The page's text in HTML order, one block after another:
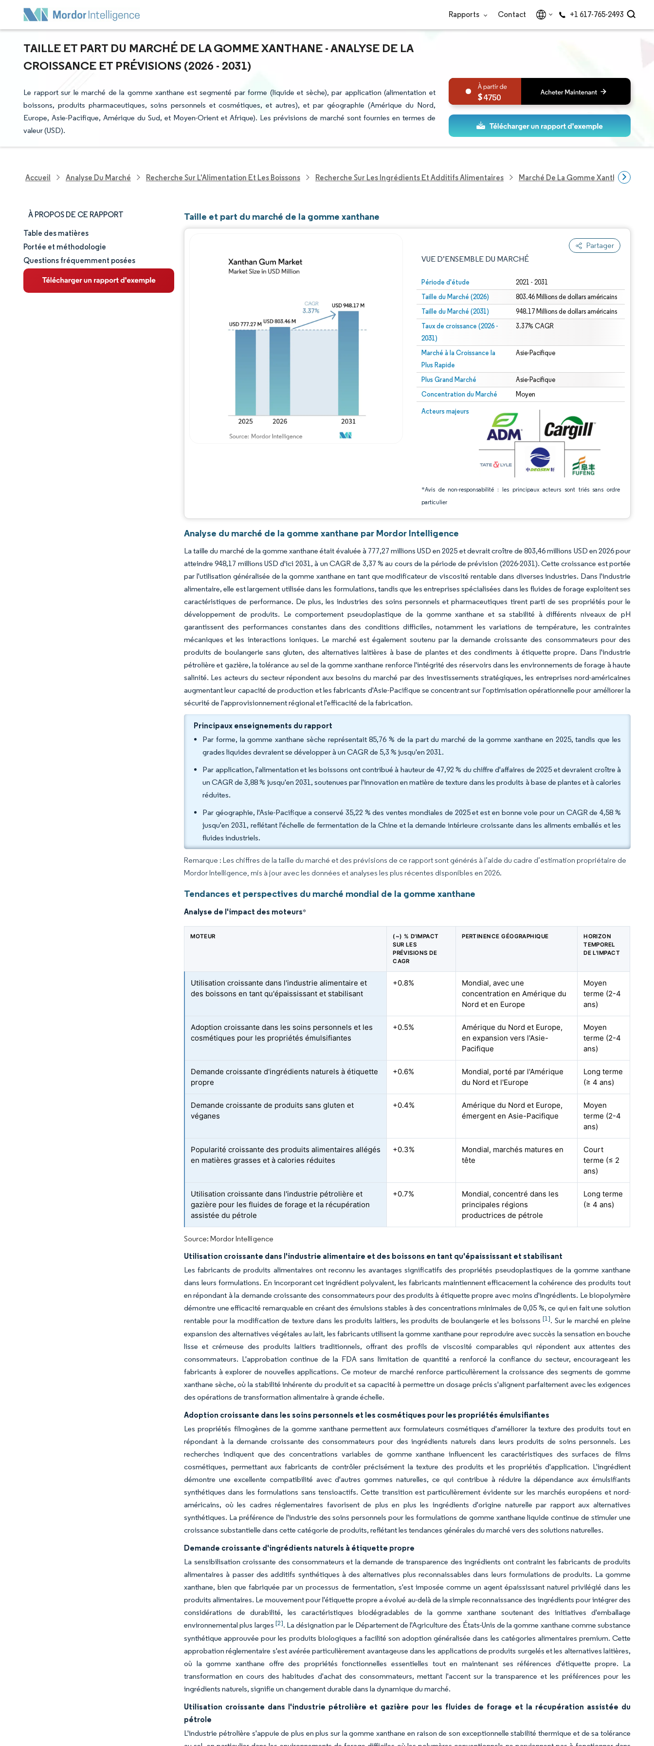
Rapports Contact +1 617-765-2493
TAILLE ET PART DU MARCHÉ DE LA GOMME XANTHANE - ANALYSE DE LA
CROISSANCE ET PRÉVISIONS (2026 - 2031)
Le rapport sur le marché de la gomme xanthane est segmenté par forme (liquide et sèche), par application (alimentation et
boissons, produits pharmaceutiques, soins personnels et cosmétiques, et autres), et par géographie (Amérique du Nord,
Europe, Asie-Pacifique, Amérique du Sud, et Moyen-Orient et Afrique). Les prévisions de marché sont fournies en termes de
valeur (USD).
4750
Accueil Analyse Du Marché Recherche Sur L'Alimentation Et Les Boissons Recherche Sur Les Ingrédients Et Additifs Alimentaires Marché De La Gomme Xanthane
À PROPOS DE CE RAPPORT
Taille et part de marché
Analyse du marché
Tendances et perspectives
Table des matières
Portée et méthodologie
Questions fréquemment posées
Taille et part du marché de la gomme xanthane
Partager
VUE D’ENSEMBLE DU MARCHÉ
Période d'étude 2021 - 2031
Taille du Marché (2026) 803.46 Millions de dollars américains
Taille du Marché (2031) 948.17 Millions de dollars américains
Taux de croissance (2026 -
2031)
3.37% CAGR
Marché à la Croissance la
Plus Rapide
Asie-Pacifique
Plus Grand Marché Asie-Pacifique
Concentration du Marché Moyen
Acteurs majeurs
*Avis de non-responsabilité : les principaux acteurs sont triés sans ordre
particulier
Image © Mordor Intelligence. La réutilisation nécessite une attribution sous CC BY 4.0.
Image © Mordor Intelligence. La réutilisation nécessite une attribution sous CC BY 4.0.
Analyse du marché de la gomme xanthane par Mordor Intelligence
La taille du marché de la gomme xanthane était évaluée à 777,27 millions USD en 2025 et devrait croître de 803,46 millions USD en 2026 pour
atteindre 948,17 millions USD d'ici 2031, à un CAGR de 3,37 % au cours de la période de prévision (2026-2031). Cette croissance est portée
par l'utilisation généralisée de la gomme xanthane en tant que modificateur de viscosité rentable dans diverses industries. Dans l'industrie
alimentaire, elle est largement utilisée dans les formulations, tandis que les entreprises spécialisées dans les fluides de forage exploitent ses
caractéristiques de performance. De plus, les industries des soins personnels et pharmaceutiques tirent parti de ses propriétés pour le
développement de produits. Le comportement pseudoplastique de la gomme xanthane et sa stabilité à différents niveaux de pH
garantissent des performances constantes dans des conditions difficiles, notamment les variations de température, les contraintes
mécaniques et les interactions ioniques. Le marché est également soutenu par la demande croissante des consommateurs pour des
produits de boulangerie sans gluten, des alternatives laitières à base de plantes et des condiments à étiquette propre. Dans l'industrie
pétrolière et gazière, la tolérance au sel de la gomme xanthane renforce l'intégrité des réservoirs dans les environnements de forage à haute
salinité. Les acteurs du secteur répondent aux besoins du marché par des investissements stratégiques, les entreprises nord-américaines
augmentant leur capacité de production et les fabricants d'Asie-Pacifique se concentrant sur l'optimisation opérationnelle pour améliorer la
sécurité de l'approvisionnement régional et l'efficacité de la fabrication.
Principaux enseignements du rapport
Par forme, la gomme xanthane sèche représentait 85,76 % de la part du marché de la gomme xanthane en 2025, tandis que les
grades liquides devraient se développer à un CAGR de 5,3 % jusqu'en 2031.
Par application, l'alimentation et les boissons ont contribué à hauteur de 47,92 % du chiffre d'affaires de 2025 et devraient croître à
un CAGR de 3,88 % jusqu'en 2031, soutenues par l'innovation en matière de texture dans les produits à base de plantes et à calories
réduites.
Par géographie, l'Asie-Pacifique a conservé 35,22 % des ventes mondiales de 2025 et est en bonne voie pour un CAGR de 4,58 %
jusqu'en 2031, reflétant l'échelle de fermentation de la Chine et la demande intérieure croissante dans les aliments emballés et les
fluides industriels.
Remarque : Les chiffres de la taille du marché et des prévisions de ce rapport sont générés à l’aide du cadre d’estimation propriétaire de
Mordor Intelligence, mis à jour avec les données et analyses les plus récentes disponibles en 2026.
Tendances et perspectives du marché mondial de la gomme xanthane
Analyse de l'impact des moteurs*
MOTEUR
(~) % D'IMPACT
SUR LES
PRÉVISIONS DE
CAGR
PERTINENCE GÉOGRAPHIQUE
HORIZON
TEMPOREL
DE L'IMPACT
Utilisation croissante dans l'industrie alimentaire et
des boissons en tant qu'épaississant et stabilisant
+0.8%
Mondial, avec une
concentration en Amérique du
Nord et en Europe
Moyen
terme (2-4
ans)
Adoption croissante dans les soins personnels et les
cosmétiques pour les propriétés émulsifiantes
+0.5%
Amérique du Nord et Europe,
en expansion vers l'Asie-
Pacifique
Moyen
terme (2-4
ans)
Demande croissante d'ingrédients naturels à étiquette
propre
+0.6%
Mondial, porté par l'Amérique
du Nord et l'Europe
Long terme
(≥ 4 ans)
Demande croissante de produits sans gluten et
véganes
+0.4%
Amérique du Nord et Europe,
émergent en Asie-Pacifique
Moyen
terme (2-4
ans)
Popularité croissante des produits alimentaires allégés
en matières grasses et à calories réduites
+0.3%
Mondial, marchés matures en
tête
Court
terme (≤ 2
ans)
Utilisation croissante dans l'industrie pétrolière et
gazière pour les fluides de forage et la récupération
assistée du pétrole
+0.7%
Mondial, concentré dans les
principales régions
productrices de pétrole
Long terme
(≥ 4 ans)
Source: Mordor Intelligence
Utilisation croissante dans l'industrie alimentaire et des boissons en tant qu'épaississant et stabilisant
Les fabricants de produits alimentaires ont reconnu les avantages significatifs des propriétés pseudoplastiques de la gomme xanthane
dans leurs formulations. En incorporant cet ingrédient polyvalent, les fabricants maintiennent efficacement la cohérence des produits tout
en répondant à la demande croissante des consommateurs pour des produits à étiquette propre avec moins d'ingrédients. Le biopolymère
démontre une efficacité remarquable en créant des émulsions stables à des concentrations minimales de 0,05 %, ce qui en fait une solution
rentable pour la modification de texture dans les produits laitiers, les produits de boulangerie et les boissons[1]. Sur le marché en pleine
expansion des alternatives végétales au lait, les fabricants utilisent la gomme xanthane pour reproduire avec succès la sensation en bouche
lisse et crémeuse des produits laitiers traditionnels, offrant des profils de viscosité comparables qui répondent aux attentes des
consommateurs. L'approbation continue de la FDA sans limitation de quantité a renforcé la confiance du secteur, encourageant les
fabricants à explorer de nouvelles applications. Ce moteur de marché renforce particulièrement la croissance des segments de gomme
xanthane sèche, où la stabilité inhérente du produit et sa capacité à permettre un dosage précis s'alignent parfaitement avec les exigences
des opérations de transformation alimentaire à grande échelle.
Adoption croissante dans les soins personnels et les cosmétiques pour les propriétés émulsifiantes
Les propriétés filmogènes de la gomme xanthane permettent aux formulateurs cosmétiques d'améliorer la texture des produits tout en
répondant à la demande croissante des consommateurs pour des ingrédients naturels dans leurs produits de soins personnels. Les
recherches indiquent que des concentrations variables de gomme xanthane influencent les caractéristiques des surfaces de films
cosmétiques, permettant aux fabricants de contrôler précisément la texture des produits et les propriétés d'application. L'ingrédient
démontre une excellente compatibilité avec d'autres gommes naturelles, ce qui contribue à réduire la dépendance aux émulsifiants
synthétiques dans les formulations sans tensioactifs. Cette transition est particulièrement évidente sur les marchés européens et nord-
américains, où les cadres réglementaires favorisent de plus en plus les ingrédients d'origine naturelle par rapport aux alternatives
synthétiques. La préférence de l'industrie des soins personnels pour les formulations de gomme xanthane liquide continue de stimuler une
croissance substantielle dans cette catégorie de produits, reflétant les tendances générales du marché vers des solutions naturelles.
Demande croissante d'ingrédients naturels à étiquette propre
La sensibilisation croissante des consommateurs et la demande de transparence des ingrédients ont contraint les fabricants de produits
alimentaires à passer des additifs synthétiques à des alternatives plus reconnaissables dans leurs formulations de produits. La gomme
xanthane, bien que fabriquée par un processus de fermentation, s'est imposée comme un agent épaississant naturel privilégié dans les
produits alimentaires. Le mouvement pour l'étiquette propre a évolué au-delà de la simple reconnaissance des ingrédients pour intégrer des
considérations de durabilité, les caractéristiques biodégradables de la gomme xanthane soutenant des initiatives d'emballage
environnemental plus larges [2]. La désignation par le Département de l'Agriculture des États-Unis de la gomme xanthane comme substance
synthétique approuvée pour les produits biologiques a facilité son adoption généralisée dans les catégories alimentaires premium. Cette
approbation réglementaire s'est avérée particulièrement avantageuse dans les applications de produits surgelés et les alternatives laitières,
où la gomme xanthane offre des propriétés fonctionnelles essentielles tout en maintenant ses références d'étiquette propre. La
transformation en cours des habitudes d'achat des consommateurs, mettant l'accent sur la transparence et les préférences pour les
ingrédients naturels, signifie un changement durable dans la dynamique du marché.
Utilisation croissante dans l'industrie pétrolière et gazière pour les fluides de forage et la récupération assistée du
pétrole
L'industrie pétrolière s'appuie de plus en plus sur la gomme xanthane en raison de son exceptionnelle stabilité thermique et de sa tolérance